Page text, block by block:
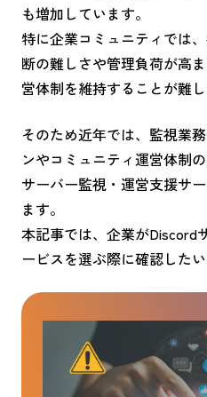
も増加しています。
特に企業コミュニティでは
断の難しさや管理負荷が高
営体制を維持することが難
そのため近年では、監視業
ンやコミュニティ運営体制
サーバー監視・運営支援サ
ます。
本記事では、企業がDiscord
ービスを選ぶ際に確認した